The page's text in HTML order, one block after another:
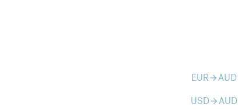
EURarrow_forwardAUD
USDarrow_forwardAUD